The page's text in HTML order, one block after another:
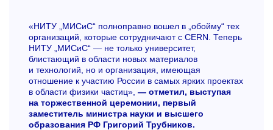
«НИТУ „МИСиС“ полноправно вошел в „обойму“ тех
организаций, которые сотрудничают с CERN. Теперь
НИТУ „МИСиС“ — не только университет,
блистающий в области новых материалов
и технологий, но и организация, имеющая
отношение к участию России в самых ярких проектах
в области физики частиц», — отметил, выступая
на торжественной церемонии, первый
заместитель министра науки и высшего
образования РФ Григорий Трубников.